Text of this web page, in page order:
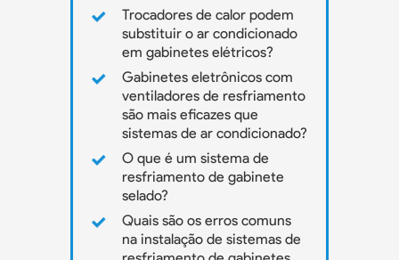
Trocadores de calor podem
substituir o ar condicionado
em gabinetes elétricos?
Gabinetes eletrônicos com
ventiladores de resfriamento
são mais eficazes que
sistemas de ar condicionado?
O que é um sistema de
resfriamento de gabinete
selado?
Quais são os erros comuns
na instalação de sistemas de